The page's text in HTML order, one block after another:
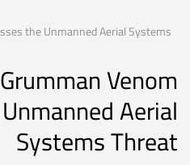
the Unmanned Aerial Systems
Venom
Aerial
Systems Threat